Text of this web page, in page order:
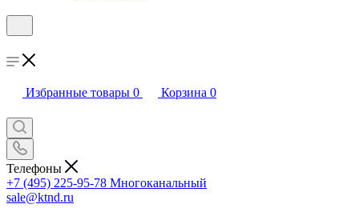
Избранные товары 0 Корзина 0
Телефоны
+7 (495) 225-95-78 Многоканальный
sale@ktnd.ru